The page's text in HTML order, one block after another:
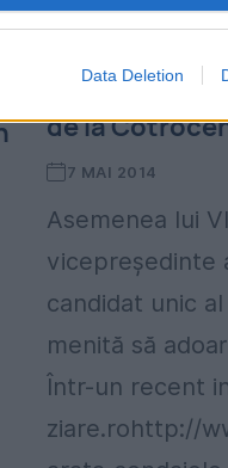
Data Deletion
Ce e cu
de la
7 MAI 2014
Asemenea lui
vicepreşedinte
candidat unic
menită să
Într-un recent
ziare.rohttp://